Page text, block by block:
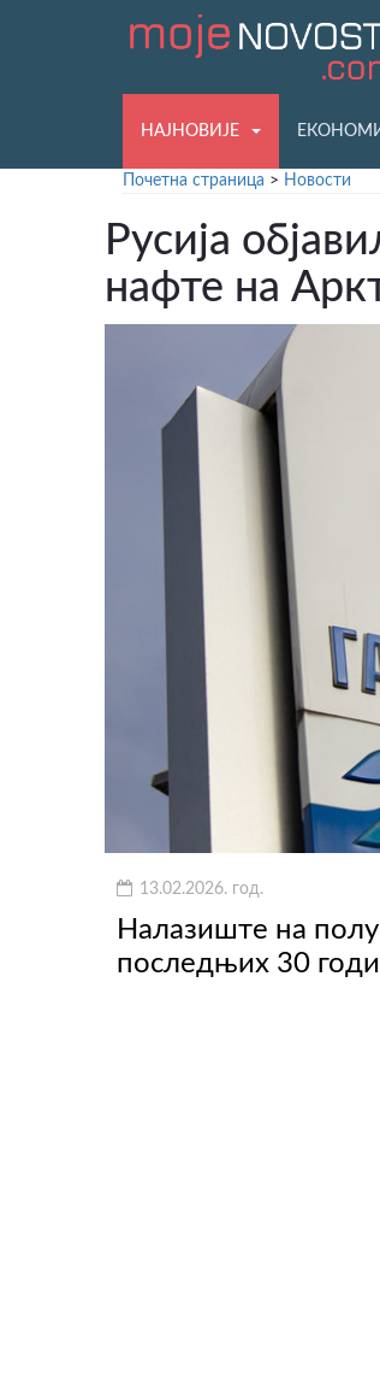
НАЈНОВИЈЕ
Почетна страница > Новости
Русија
нафте на
13.02.2026. год.
Налазиште на
последњих 30